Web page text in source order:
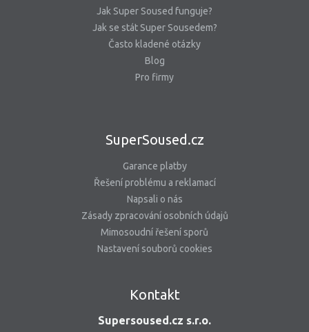
Jak Super Soused funguje?
Jak se stát Super Sousedem?
Často kladené otázky
Blog
Pro firmy
SuperSoused.cz
Garance platby
Řešení problému a reklamací
Napsali o nás
Zásady zpracování osobních údajů
Mimosoudní řešení sporů
Nastavení souborů cookies
Kontakt
Supersoused.cz s.r.o.